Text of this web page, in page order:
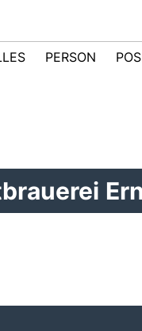
PERSON